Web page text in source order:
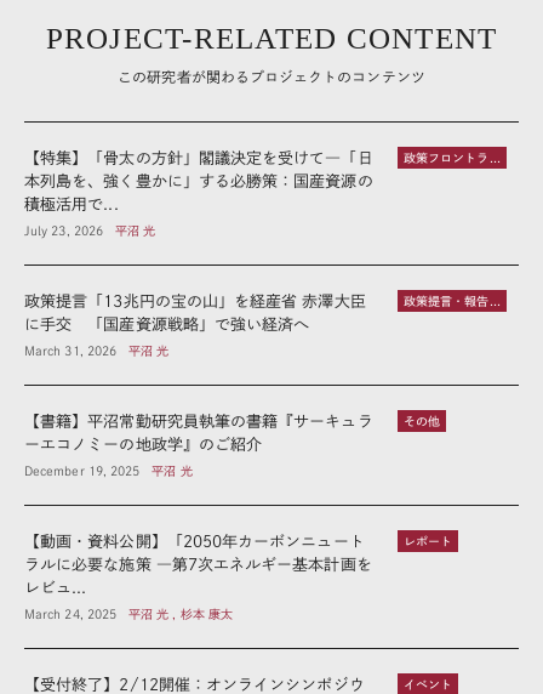
PROJECT-RELATED CONTENT
この研究者が関わるプロジェクトのコンテンツ
【特集】「骨太の方針」閣議決定を受けて―「日
本列島を、強く豊かに」する必勝策：国産資源の
積極活用で...
July 23, 2026 平沼 光
政策提言「13兆円の宝の山」を経産省 赤澤大臣
に手交 「国産資源戦略」で強い経済へ
March 31, 2026 平沼 光
その他
【書籍】平沼常勤研究員執筆の書籍『サーキュラ
ーエコノミーの地政学』のご紹介
December 19, 2025 平沼 光
レポート
【動画・資料公開】「2050年カーボンニュート
ラルに必要な施策 ―第7次エネルギー基本計画を
レビュ...
March 24, 2025 平沼 光 , 杉本 康太
イベント
【受付終了】2/12開催：オンラインシンポジウ